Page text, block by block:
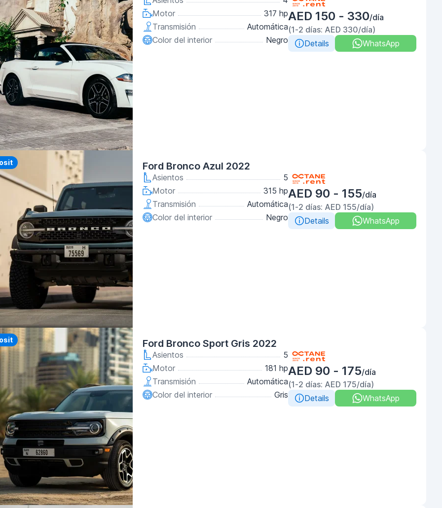
Motor
317 hp
Transmisión
Automática
Color del interior
Negro
AED 150 - 330/día
(1-2 días: AED 330/día)
Details
WhatsApp
Ford Bronco Azul 2022
Asientos
5
Motor
315 hp
Transmisión
Automática
Color del interior
Negro
AED 90 - 155/día
(1-2 días: AED 155/día)
Details
WhatsApp
Ford Bronco Sport Gris 2022
Asientos
5
Motor
181 hp
Transmisión
Automática
Color del interior
Gris
AED 90 - 175/día
(1-2 días: AED 175/día)
Details
WhatsApp